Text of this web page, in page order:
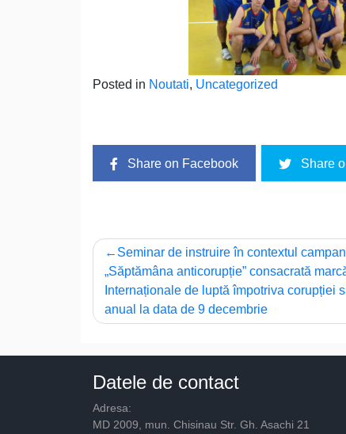
Posted in Noutati, Uncategorized
Share on Facebook Share
Navigare
în
articole
Seminar de instruire în contextul
„Săptămâna anticorupție” consacrată
Internaționale de luptă împotriva corupției
anual la data de 9 decembrie
Datele de contact
Adresa:
MD 2009, mun. Chisinau Str. Gh. Asachi 21